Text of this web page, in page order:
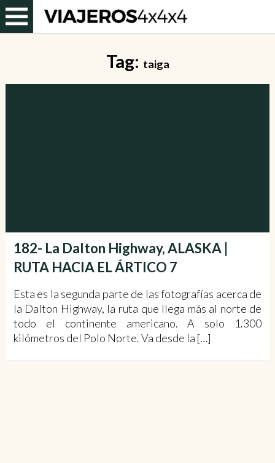
Tag: taiga
182- La Dalton Highway, ALASKA |
RUTA HACIA EL ÁRTICO 7
Esta es la segunda parte de las fotografías acerca de
la Dalton Highway, la ruta que llega más al norte de
todo el continente americano. A solo 1.300
kilómetros del Polo Norte. Va desde la […]